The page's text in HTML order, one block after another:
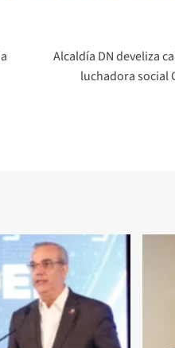
Alcaldía DN develiza
luchadora social